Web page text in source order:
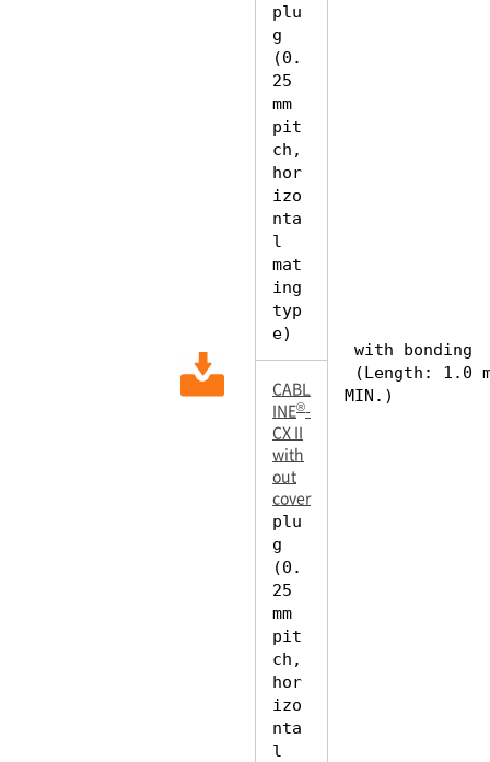
plu
g
(0.
25
mm
pit
ch,
hor
izo
nta
l
mat
ing
typ
e)
with bonding
(Length: 1.0
MIN.)
CABL
INE®-
CX II
with
out
cover
plu
g
(0.
25
mm
pit
ch,
hor
izo
nta
l